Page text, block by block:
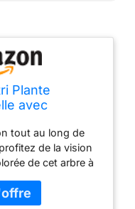
Plante
avec
Plante
et Exterieur
en Pot
Chambre
Cour
tout au long de
de la vision
de cet arbre à
fleurs et des